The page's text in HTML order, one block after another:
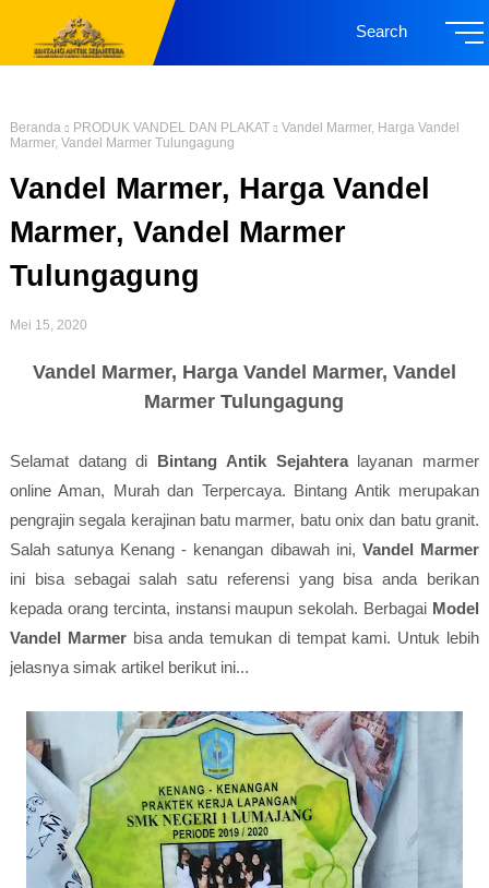
Search
Beranda PRODUK VANDEL DAN PLAKAT
Vandel Marmer, Harga Vandel
Marmer, Vandel Marmer Tulungagung
Vandel Marmer, Harga Vandel
Marmer, Vandel Marmer
Tulungagung
Mei 15, 2020
Vandel Marmer, Harga Vandel Marmer, Vandel
Marmer Tulungagung
Selamat datang di Bintang Antik Sejahteralayanan marmer
online Aman, Murah dan Terpercaya. Bintang Antik merupakan
pengrajin segala kerajinan batu marmer, batu onix dan batu granit.
Salah satunya Kenang - kenangan dibawah ini, Vandel Marmer
ini bisa sebagai salah satu referensi yang bisa anda berikan
kepada orang tercinta, instansi maupun sekolah. Berbagai Model
Vandel Marmer bisa anda temukan di tempat kami. Untuk lebih
jelasnya simak artikel berikut ini...